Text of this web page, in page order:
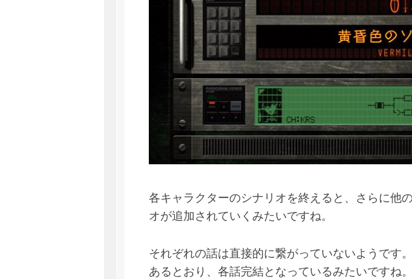
各キャラクターのシナリオを終えると、さらに他
オが追加されていくみたいですね。
それぞれの話は直接的に繋がっていないようです
あるとおり、各話完結となっているみたいですね